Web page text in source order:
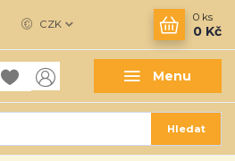
Menu
CZK
Hledat
0 ks
0 Kč